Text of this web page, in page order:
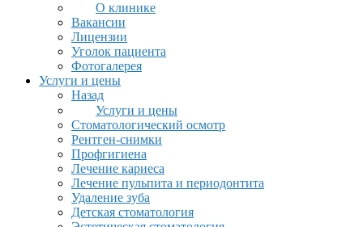
О клинике
Вакансии
Лицензии
Уголок пациента
Фотогалерея
Услуги и цены
Назад
Услуги и цены
Стоматологический осмотр
Рентген-снимки
Профгигиена
Лечение кариеса
Лечение пульпита и периодонтита
Удаление зуба
Детская стоматология